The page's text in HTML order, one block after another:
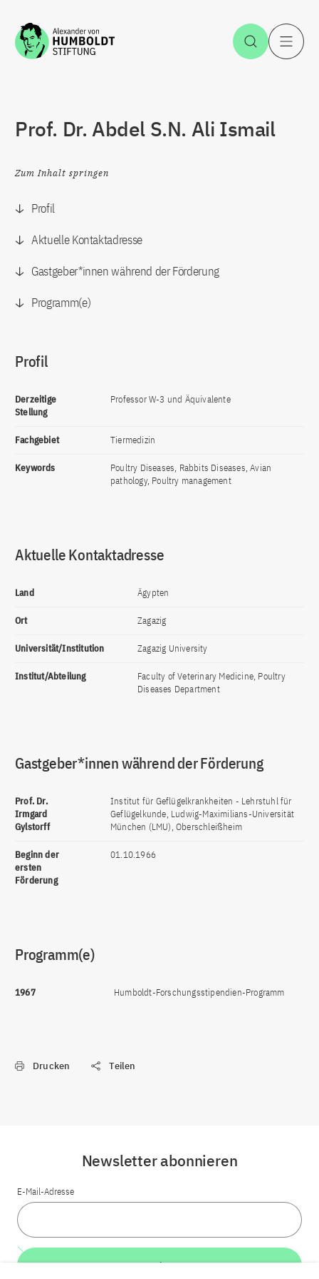
Zum Inhalt springen Suche
Prof. Dr. Abdel S.N. Ali Ismail
Zum Inhalt springen
Profil
Aktuelle Kontaktadresse
Gastgeber*innen während der Förderung
Programm(e)
Profil
Derzeitige
Stellung
Professor W-3 und Äquivalente
Fachgebiet Tiermedizin
Keywords
Poultry Diseases, Rabbits Diseases, Avian
pathology, Poultry management
Aktuelle Kontaktadresse
Land Ägypten
Ort Zagazig
Universität/Institution Zagazig University
Institut/Abteilung
Faculty of Veterinary Medicine, Poultry
Diseases Department
Gastgeber*innen während der Förderung
Prof. Dr.
Irmgard
Gylstorff
Institut für Geflügelkrankheiten - Lehrstuhl für
Geflügelkunde, Ludwig-Maximilians-Universität
München (LMU), Oberschleißheim
Beginn der
ersten
Förderung
01.10.1966
Programm(e)
1967 Humboldt-Forschungsstipendien-Programm
Drucken Teilen
Newsletter abonnieren
E-Mail-Adresse
Weiter